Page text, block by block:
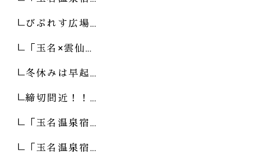
びぷれす広場…
「玉名×雲仙…
冬休みは早起…
締切間近！！…
「玉名温泉宿…
「玉名温泉宿…